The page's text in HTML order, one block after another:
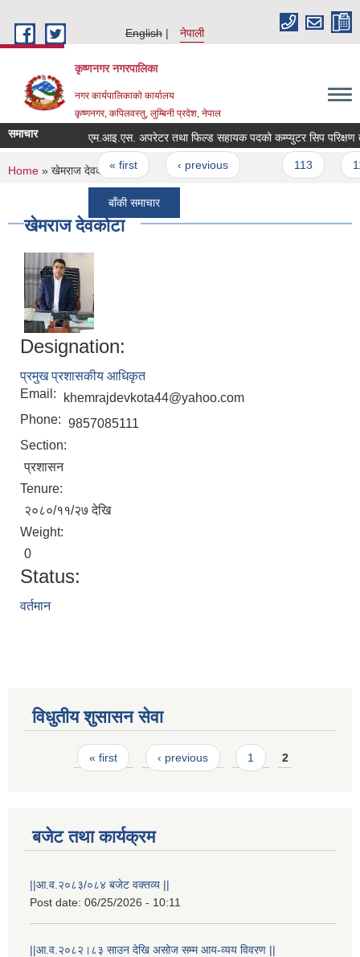
English
नेपाली
कृष्णनगर नगरपालिका
नगर कार्यपालिकाको कार्यालय
कृष्णनगर, कपिलवस्तु, लुम्बिनी प्रदेश, नेपाल
समाचार एम.आइ.एस.
Pages
« first ‹ previous
बाँकी समाचार
You are here
Home » खेमराज देवकोटा
खेमराज देवकोटा
Designation:
प्रमुख प्रशासकीय आधिकृत
Email:
khemrajdevkota44@yahoo.com
Phone: 9857085111
Section:
प्रशासन
Tenure:
२०८०/११/२७ देखि
Weight:
0
Status:
वर्तमान
विधुतीय शुसासन सेवा
Pages« first ‹ previous 1 2
बजेट तथा कार्यक्रम
||आ.व.२०८३/०८४ बजेट वक्तव्य ||
Post date: 06/25/2026 - 10:11
||आ.व.२०८२।८३ साउन देखि असोज सम्म आय-व्यय विवरण ||